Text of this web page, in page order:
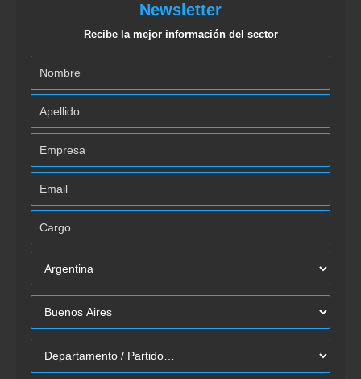
Newsletter
Recibe la mejor información del sector